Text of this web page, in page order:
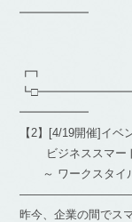
━━━━━━
┏┓
━━━━━━
【2】[4/19開催]イベ
ビジネススマート
～ ワークスタイル
昨今、企業の間でス